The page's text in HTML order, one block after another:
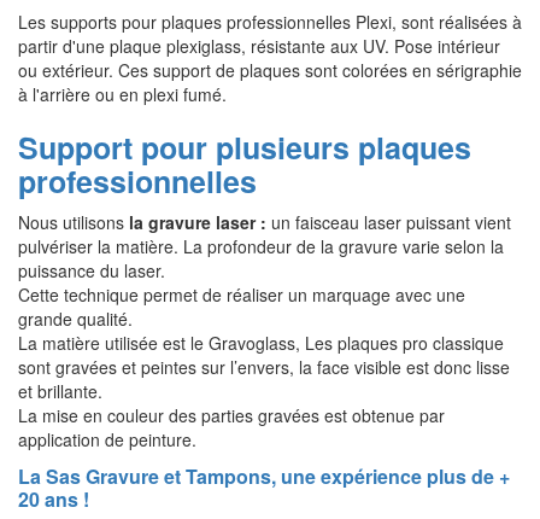
Les supports pour plaques professionnelles Plexi, sont réalisées à
partir d'une plaque plexiglass, résistante aux UV. Pose intérieur
ou extérieur. Ces support de plaques sont colorées en sérigraphie
à l'arrière ou en plexi fumé.
Support pour plusieurs plaques
professionnelles
Nous utilisons la gravure laser : un faisceau laser puissant vient
pulvériser la matière. La profondeur de la gravure varie selon la
puissance du laser.
Cette technique permet de réaliser un marquage avec une
grande qualité.
La matière utilisée est le Gravoglass, Les plaques pro classique
sont gravées et peintes sur l’envers, la face visible est donc lisse
et brillante.
La mise en couleur des parties gravées est obtenue par
application de peinture.
La Sas Gravure et Tampons, une expérience plus de +
20 ans !